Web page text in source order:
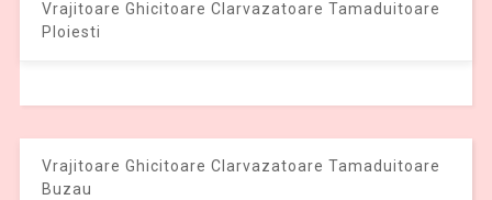
Vrajitoare Ghicitoare Clarvazatoare Tamaduitoare
Ploiesti
Vrajitoare Ghicitoare Clarvazatoare Tamaduitoare
Buzau